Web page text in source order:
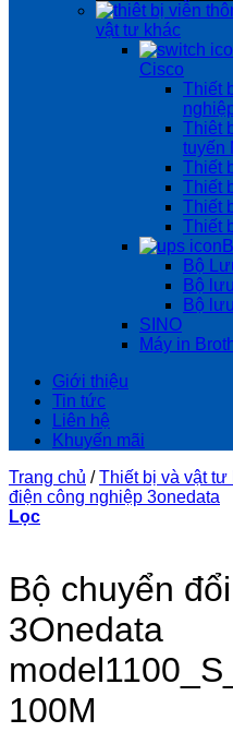
vật tư khác
Cisco
Thiết
Thiêt
tuyến
Thiết
Thiết
Thiết
Thiết
Bộ
Bộ
Bộ
SINO
Máy in
Giới thiệu
Tin tức
Liên hệ
Khuyến mãi
Trang chủ / Thiết bị và vật tư
điện công nghiệp 3onedata
Lọc
Bộ chuyển
3Onedata
100M